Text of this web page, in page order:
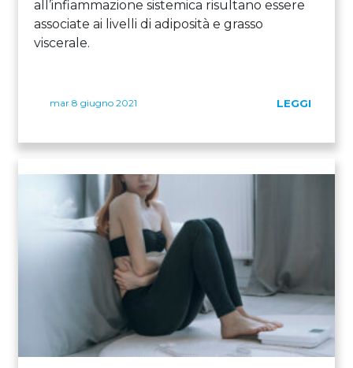
all’infiammazione sistemica risultano essere
associate ai livelli di adiposità e grasso
viscerale.
mar 8 giugno 2021 LEGGI